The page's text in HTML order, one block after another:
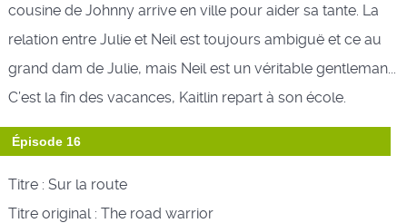
cousine de Johnny arrive en ville pour aider sa tante. La
relation entre Julie et Neil est toujours ambiguë et ce au
grand dam de Julie, mais Neil est un véritable gentleman...
C’est la fin des vacances, Kaitlin repart à son école.
Épisode 16
Titre : Sur la route
Titre original : The road warrior